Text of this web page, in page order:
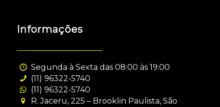
Informações
Segunda à Sexta das 08:00 às 19:00
(11) 96322-5740
(11) 96322-5740
R. Jaceru, 225 – Brooklin Paulista, São